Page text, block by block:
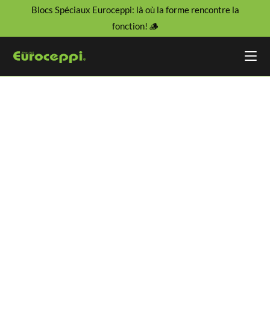
Blocs Spéciaux Euroceppi: là où la forme rencontre la
fonction! 🪵